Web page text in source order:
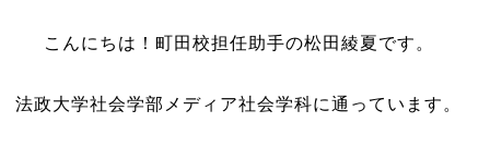
こんにちは！町田校担任助手の松田綾夏です。
法政大学社会学部メディア社会学科に通っています。